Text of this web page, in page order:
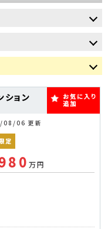
ョン
お気に入り
追加
08/06 更新
定
万円